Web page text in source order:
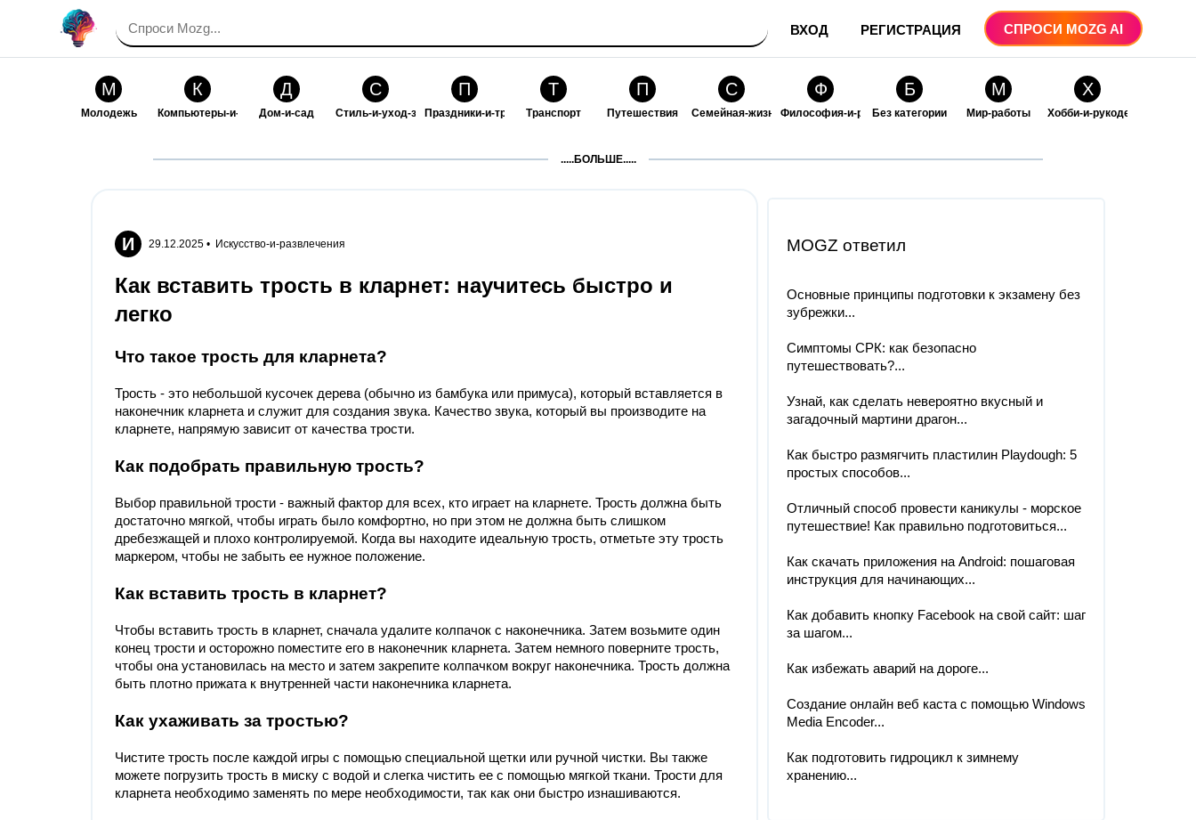
ВХОД РЕГИСТРАЦИЯ СПРОСИ MOZG AI
М
Молодежь
К
Компьютеры-и-электроника
Д
Дом-и-сад
С
Стиль-и-уход-за-собой
П
Праздники-и-традиции
Т
Транспорт
П
Путешествия
С
Семейная-жизнь
Ф
Философия-и-религия
Б
Без категории
М
Мир-работы
Х
Хобби-и-рукоделие
.....БОЛЬШЕ.....
И 29.12.2025 • Искусство-и-развлечения
Как вставить трость в кларнет: научитесь быстро и
легко
Что такое трость для кларнета?
Трость - это небольшой кусочек дерева (обычно из бамбука или примуса), который вставляется в
наконечник кларнета и служит для создания звука. Качество звука, который вы производите на
кларнете, напрямую зависит от качества трости.
Как подобрать правильную трость?
Выбор правильной трости - важный фактор для всех, кто играет на кларнете. Трость должна быть
достаточно мягкой, чтобы играть было комфортно, но при этом не должна быть слишком
дребезжащей и плохо контролируемой. Когда вы находите идеальную трость, отметьте эту трость
маркером, чтобы не забыть ее нужное положение.
Как вставить трость в кларнет?
Чтобы вставить трость в кларнет, сначала удалите колпачок с наконечника. Затем возьмите один
конец трости и осторожно поместите его в наконечник кларнета. Затем немного поверните трость,
чтобы она установилась на место и затем закрепите колпачком вокруг наконечника. Трость должна
быть плотно прижата к внутренней части наконечника кларнета.
Как ухаживать за тростью?
Чистите трость после каждой игры с помощью специальной щетки или ручной чистки. Вы также
можете погрузить трость в миску с водой и слегка чистить ее с помощью мягкой ткани. Трости для
кларнета необходимо заменять по мере необходимости, так как они быстро изнашиваются.
MOGZ ответил
Основные принципы подготовки к экзамену без
зубрежки...
Симптомы СРК: как безопасно
путешествовать?...
Узнай, как сделать невероятно вкусный и
загадочный мартини драгон...
Как быстро размягчить пластилин Playdough: 5
простых способов...
Отличный способ провести каникулы - морское
путешествие! Как правильно подготовиться...
Как скачать приложения на Android: пошаговая
инструкция для начинающих...
Как добавить кнопку Facebook на свой сайт: шаг
за шагом...
Как избежать аварий на дороге...
Создание онлайн веб каста с помощью Windows
Media Encoder...
Как подготовить гидроцикл к зимнему
хранению...